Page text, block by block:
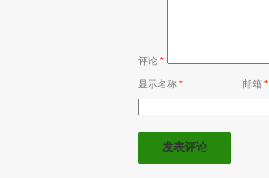
评论 *
显示名称 * 邮箱*